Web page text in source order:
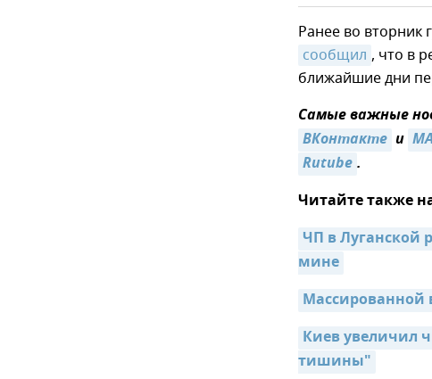
Ранее во вторник
сообщил , что в
ближайшие дни
Самые важные
ВКонтакте и
Rutube.
Читайте также
ЧП в Луганской
мине
Массированной
Киев увеличил
тишины"